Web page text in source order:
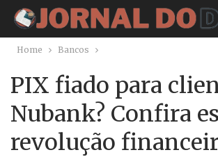
Home Bancos
PIX fiado para
Nubank? Confira
revolução